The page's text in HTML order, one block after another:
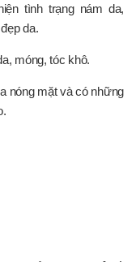
tình trạng nám da,
da.
móng, tóc khô.
nóng mặt và có những